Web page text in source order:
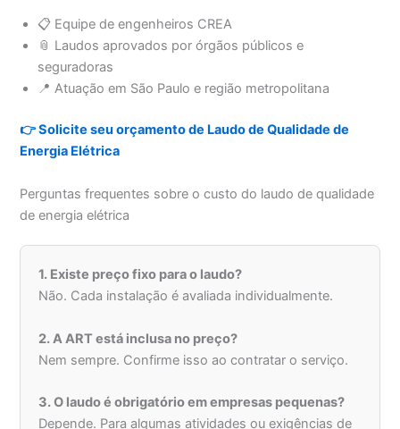
📋 Equipe de engenheiros CREA
📎 Laudos aprovados por órgãos públicos e
seguradoras
📍 Atuação em São Paulo e região metropolitana
👉 Solicite seu orçamento de Laudo de Qualidade de
Energia Elétrica
Perguntas frequentes sobre o custo do laudo de qualidade
de energia elétrica
1. Existe preço fixo para o laudo?
Não. Cada instalação é avaliada individualmente.
2. A ART está inclusa no preço?
Nem sempre. Confirme isso ao contratar o serviço.
3. O laudo é obrigatório em empresas pequenas?
Depende. Para algumas atividades ou exigências de